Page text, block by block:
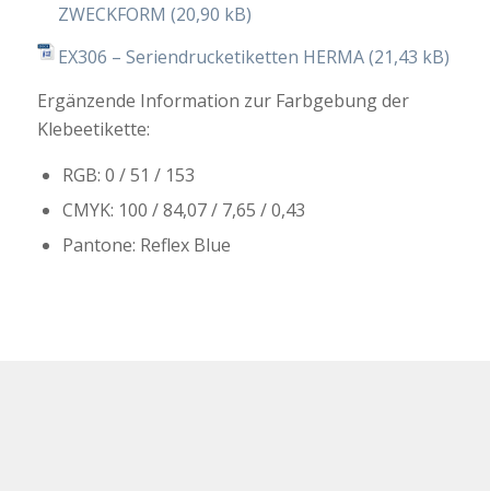
ZWECKFORM
EX306 – Seriendrucketiketten HERMA
Ergänzende Information zur Farbgebung der
Klebeetikette:
RGB: 0 / 51 / 153
CMYK: 100 / 84,07 / 7,65 / 0,43
Pantone: Reflex Blue